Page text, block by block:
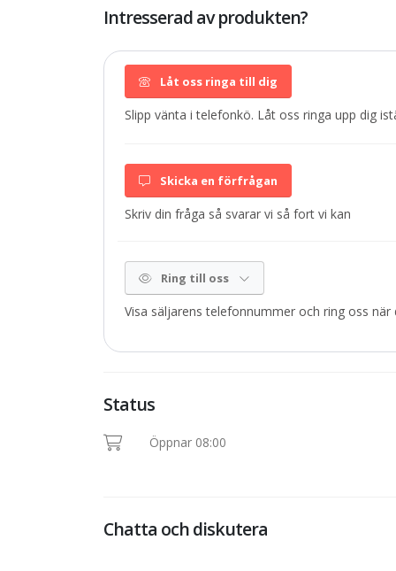
Intresserad av produkten?
Låt oss ringa till dig
Slipp vänta i telefonkö. Låt oss ringa upp dig
Skicka en förfrågan
Skriv din fråga så svarar vi så fort vi kan
Ring till oss
Visa säljarens telefonnummer och ring oss när
Status
Öppnar 08:00
Chatta och diskutera